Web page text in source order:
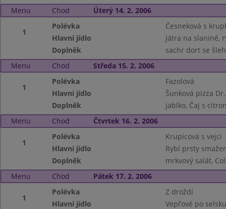
Menu
Chod Úterý 14. 2. 2006
1
Polévka
Česneková s
Hlavní jídlo
Játra na slanině,
Doplněk
sachr dort se
Menu
Chod Středa 15. 2. 2006
1
Polévka
Fazolová
Hlavní jídlo
Šunková pizza
Doplněk
jablko, Čaj s
Menu
Chod Čtvrtek 16. 2. 2006
1
Polévka
Krupicová s vejci
Hlavní jídlo
Rybí prsty
Doplněk
mrkvový salát,
Menu
Chod Pátek 17. 2. 2006
1
Polévka
Z droždí
Hlavní jídlo
Vepřové po